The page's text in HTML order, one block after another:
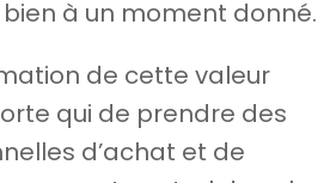
à un moment donné.
de cette valeur
qui de prendre des
d’achat et de